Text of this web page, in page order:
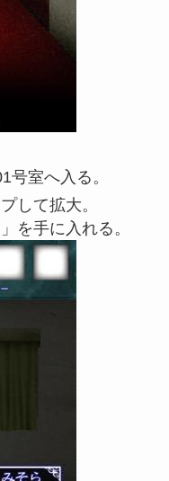
号室へ入る。
して拡大。
を手に入れる。